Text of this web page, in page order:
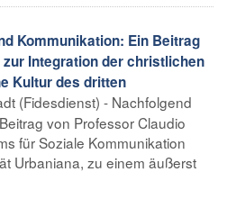
Kommunikation: Ein Beitrag
Integration der christlichen
Kultur des dritten
(Fidesdienst) - Nachfolgend
von Professor Claudio
für Soziale Kommunikation
Urbaniana, zu einem äußerst